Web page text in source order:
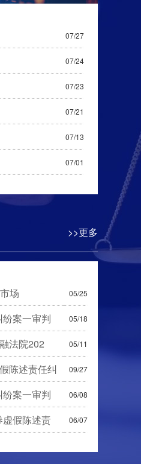
07/27
07/24
07/23
07/21
07/13
07/01
>>更多
场 05/25
案一审判 05/18
法院202 05/11
陈述责任纠 09/27
案一审判 06/08
假陈述责 06/07